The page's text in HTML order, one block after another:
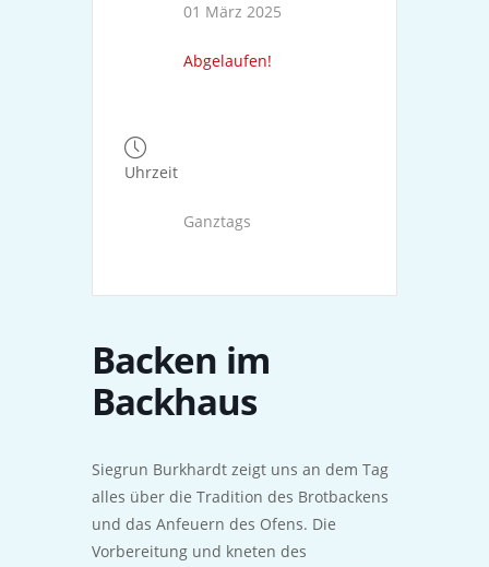
01 März 2025
Abgelaufen!
Uhrzeit
Ganztags
Backen im
Backhaus
Siegrun Burkhardt zeigt uns an dem Tag
alles über die Tradition des Brotbackens
und das Anfeuern des Ofens. Die
Vorbereitung und kneten des